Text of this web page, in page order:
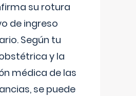
su rotura
de ingreso
Según tu
y la
médica de las
se puede